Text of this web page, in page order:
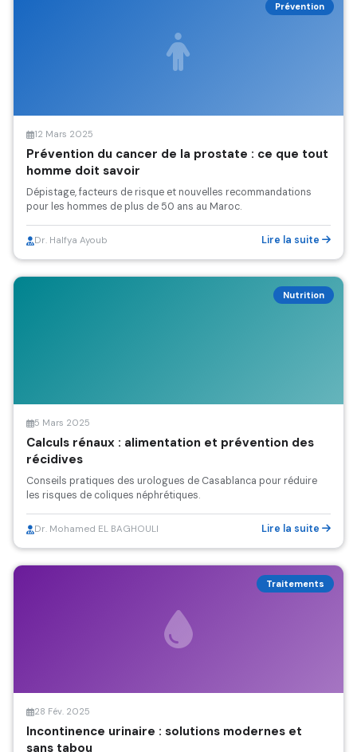
Prévention
12 Mars 2025
Prévention du cancer de la prostate : ce que tout
homme doit savoir
Dépistage, facteurs de risque et nouvelles recommandations
pour les hommes de plus de 50 ans au Maroc.
Dr. Halfya Ayoub Lire la suite
Nutrition
5 Mars 2025
Calculs rénaux : alimentation et prévention des
récidives
Conseils pratiques des urologues de Casablanca pour réduire
les risques de coliques néphrétiques.
Dr. Mohamed EL BAGHOULI Lire la suite
Traitements
28 Fév. 2025
Incontinence urinaire : solutions modernes et
sans tabou